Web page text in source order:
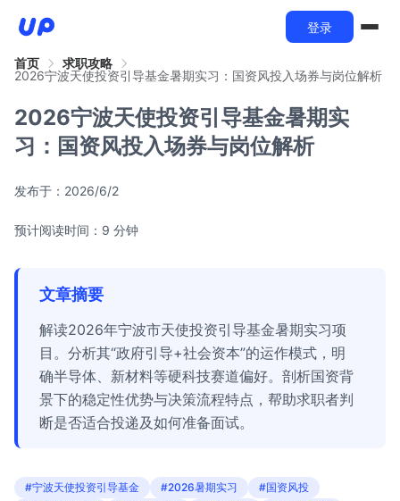
登录
首页
求职攻略
2026宁波天使投资引导基金暑期实习：国资风投入场券与岗位解析
2026宁波天使投资引导基金暑期实
习：国资风投入场券与岗位解析
发布于： 2026/6/2
预计阅读时间：9 分钟
文章摘要
解读2026年宁波市天使投资引导基金暑期实习项
目。分析其“政府引导+社会资本”的运作模式，明
确半导体、新材料等硬科技赛道偏好。剖析国资背
景下的稳定性优势与决策流程特点，帮助求职者判
断是否适合投递及如何准备面试。
#宁波天使投资引导基金 #2026暑期实习
#国资风投